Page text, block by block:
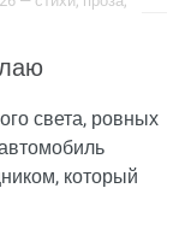
света, ровных
который